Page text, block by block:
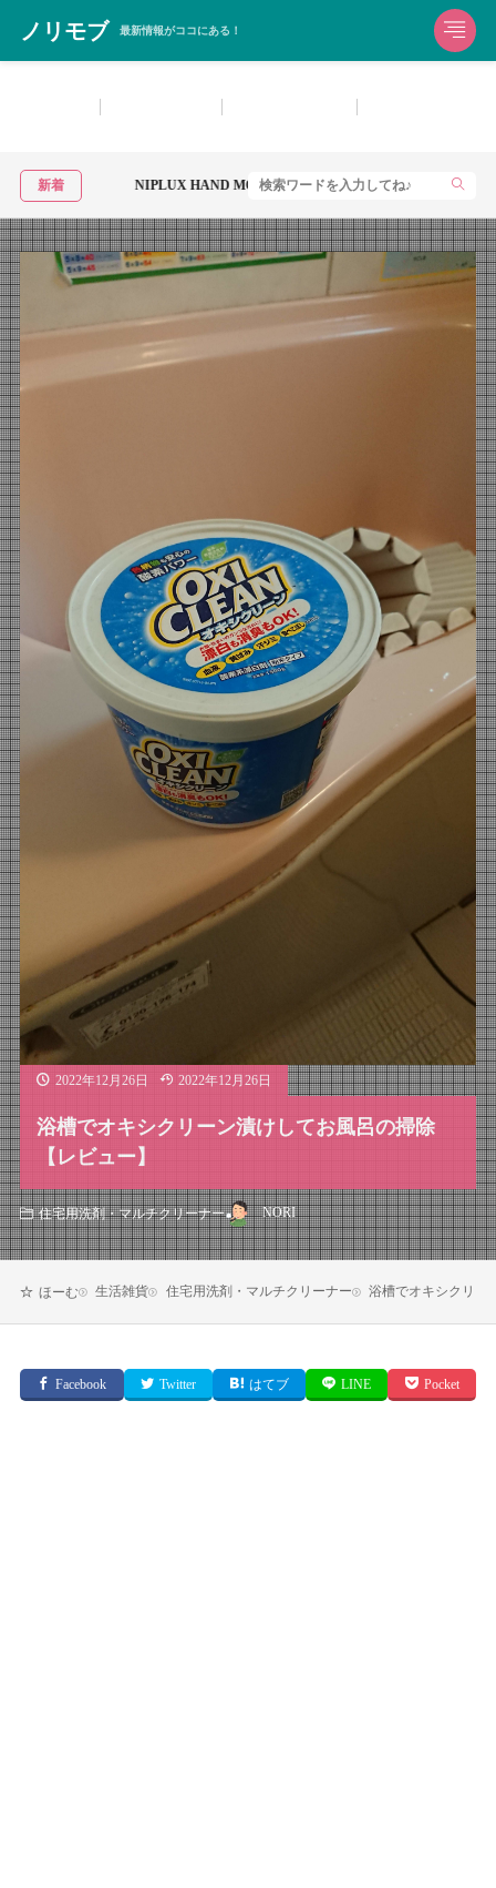
ノリモブ 最新情報がココにある！
新着
NIPLUX HAND MOMIをレビュー！手の疲れにおすすめのハンドケア器
2022年12月26日 2022年12月26日
浴槽でオキシクリーン漬けしてお風呂の掃除
【レビュー】
住宅用洗剤・マルチクリーナー NORI
ほーむ 生活雑貨 住宅用洗剤・マルチクリーナー 浴槽でオキシクリー
Facebook Twitter はてブ LINE Pocket